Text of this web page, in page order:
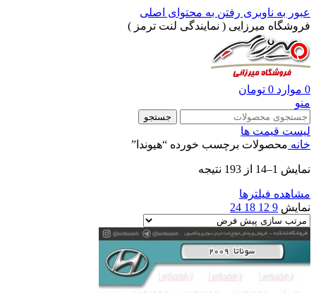
عبور به ناوبری رفتن به محتوای اصلی
فروشگاه میرزایی ( نمایندگی لنت ترمز )
0 موارد 0 تومان
منو
جستجو
لیست قیمت ها
خانه محصولات برچسب خورده “هیوندا”
نمایش 1–14 از 193 نتیجه
مشاهده فیلترها
نمایش 9
12
18
24